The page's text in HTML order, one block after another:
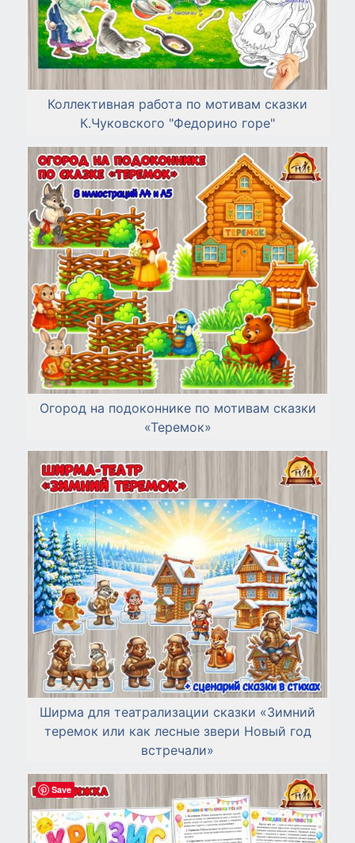
Коллективная работа по мотивам сказки
К.Чуковского "Федорино горе"
Огород на подоконнике по мотивам сказки
«Теремок»
Ширма для театрализации сказки «Зимний
теремок или как лесные звери Новый год
встречали»
Save